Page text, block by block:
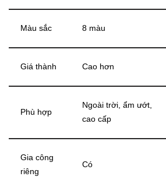
Màu sắc 8 màu
Giá thành Cao hơn
Phù hợp
Ngoài trời, ẩm ướt,
cao cấp
Gia công
riêng
Có